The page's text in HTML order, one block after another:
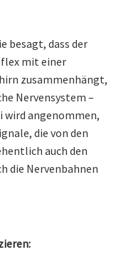
besagt, dass der
mit einer
zusammenhängt,
Nervensystem –
wird angenommen,
die von den
auch den
die Nervenbahnen